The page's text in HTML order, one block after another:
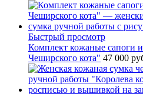
Быстрый просмотр
Комплект кожаные сапоги
Чеширского кота" 47 000